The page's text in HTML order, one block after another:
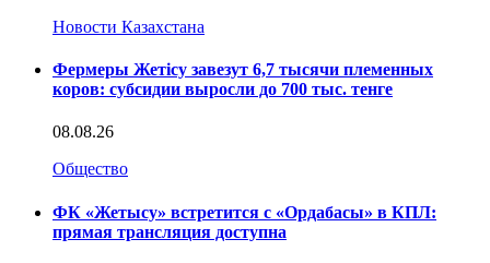
Новости Казахстана
Фермеры Жетісу завезут 6,7 тысячи племенных
коров: субсидии выросли до 700 тыс. тенге
08.08.26
Общество
ФК «Жетысу» встретится с «Ордабасы» в КПЛ:
прямая трансляция доступна